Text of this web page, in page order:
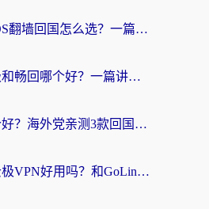
海外党必看：iOS翻墙回国怎么选？一篇搞定无缝访问国内资源
海外党纠结云极和畅回哪个好？一篇讲透回国加速器怎么选（附避坑指南）
穿梭和秒连哪个好？海外党亲测3款回国加速器，教你在国外正常浏览国内网站
海外党必看：云极VPN好用吗？和GoLinkVPN对比哪个回国效果更好？附真实体验指南